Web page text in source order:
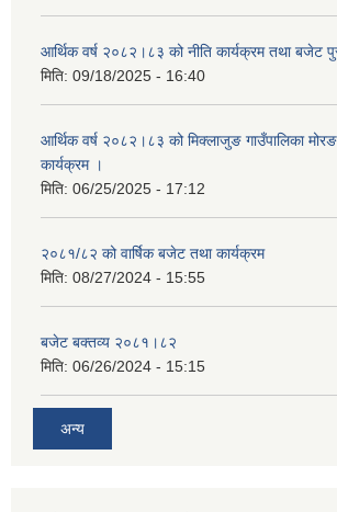
आर्थिक वर्ष २०८२।८३ को नीति कार्यक्रम तथा बजेट
मिति: 09/18/2025 - 16:40
आर्थिक वर्ष २०८२।८३ को मिक्लाजुङ गाउँपालिका
कार्यक्रम ।
मिति: 06/25/2025 - 17:12
२०८१/८२ को वार्षिक बजेट तथा कार्यक्रम
मिति: 08/27/2024 - 15:55
बजेट बक्तव्य २०८१।८२
मिति: 06/26/2024 - 15:15
अन्य